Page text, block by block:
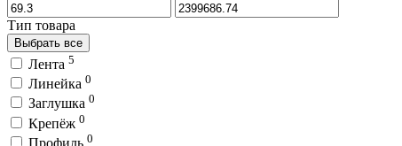
Тип товара
Выбрать все
Лента 5
Линейка 0
Заглушка 0
Крепёж 0
Профиль 0